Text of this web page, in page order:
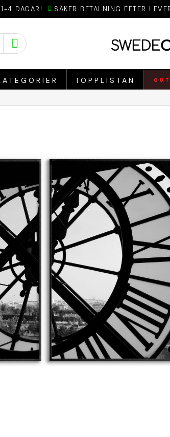
4 DAGAR! SÄKER BETALNING EFTER
TOPPLISTAN